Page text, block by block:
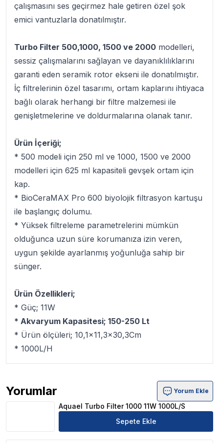
çalışmasını ses geçirmez hale getiren özel şok
emici vantuzlarla donatılmıştır.
Turbo Filter 500,1000, 1500 ve 2000 modelleri,
sessiz çalışmalarını sağlayan ve dayanıklılıklarını
garanti eden seramik rotor ekseni ile donatılmıştır.
İç filtrelerinin özel tasarımı, ortam kaplarını ihtiyaca
bağlı olarak herhangi bir filtre malzemesi ile
genişletmelerine ve doldurmalarına olanak tanır.
Ürün İçeriği;
* 500 modeli için 250 ml ve 1000, 1500 ve 2000
modelleri için 625 ml kapasiteli gevşek ortam için
kap.
* BioCeraMAX Pro 600 biyolojik filtrasyon kartuşu
ile başlangıç dolumu.
* Yüksek filtreleme parametrelerini mümkün
olduğunca uzun süre korumanıza izin veren,
uygun şekilde ayarlanmış yoğunluğa sahip bir
sünger.
Ürün Özellikleri;
* Güç; 11W
* Akvaryum Kapasitesi; 150-250 Lt
* Ürün ölçüleri; 10,1x11,3x30,3Cm
* 1000L/H
Yorumlar
Aquael Turbo Filter 1000 11W 1000L/S Ürün Yorumları
Yorum Ekle
Aquael Turbo Filter 1000 11W 1000L/S
Sepete Ekle